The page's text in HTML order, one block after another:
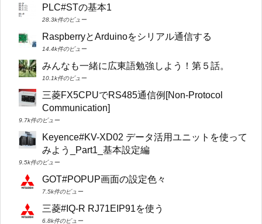
PLC#STの基本1
28.3k件のビュー
RaspberryとArduinoをシリアル通信する
14.4k件のビュー
みんなも一緒に広東語勉強しよう！第５話。
10.1k件のビュー
三菱FX5CPUでRS485通信例[Non-Protocol
Communication]
9.7k件のビュー
Keyence#KV-XD02 データ活用ユニットを使って
みよう_Part1_基本設定編
9.5k件のビュー
GOT#POPUP画面の設定色々
7.5k件のビュー
三菱#IQ-R RJ71EIP91を使う
6.8k件のビュー